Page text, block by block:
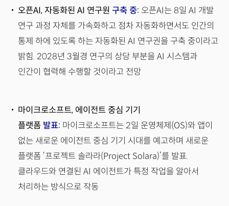
오픈AI, 자동화된 AI 연구원 구축 중: 오픈AI는 8일 AI 개발
연구 과정 자체를 가속화하고 점차 자동화하면서도 인간의
통제 하에 있도록 하는 자동화된 AI 연구권을 구축 중이라고
밝힘. 2028년 3월경 연구의 상당 부분을 AI 시스템과
인간이 협력해 수행할 것이라고 전망
마이크로소프트, 에이전트 중심 기기
플랫폼 발표: 마이크로소프트는 2일 운영체제(OS)와 앱이
없는 새로운 에이전트 중심 기기 시대를 예고하며 새로운
플랫폼 ‘프로젝트 솔라라(Project Solara)’를 발표.
클라우드와 연결된 AI 에이전트가 특정 작업을 알아서
처리하는 방식으로 작동